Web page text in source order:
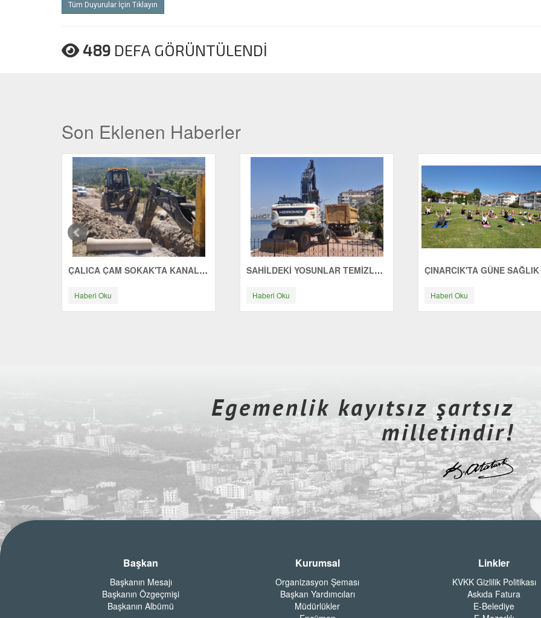
Tüm Duyurular İçin Tıklayın
489 DEFA GÖRÜNTÜLENDİ
Son Eklenen Haberler
ÇALICA ÇAM SOKAK'TA KANALİZASYON ÇALIŞMASI
Haberi Oku
SAHİLDEKİ YOSUNLAR TEMİZLENİYOR
Haberi Oku Haberi Oku
Egemenlik kayıtsız şartsız
milletindir!
Başkan
Başkanın Mesajı
Başkanın Özgeçmişi
Başkanın Albümü
Kurumsal
Organizasyon Şeması
Başkan Yardımcıları
Müdürlükler
Linkler
KVKK Gizlilik Politikası
Askıda Fatura
E-Belediye